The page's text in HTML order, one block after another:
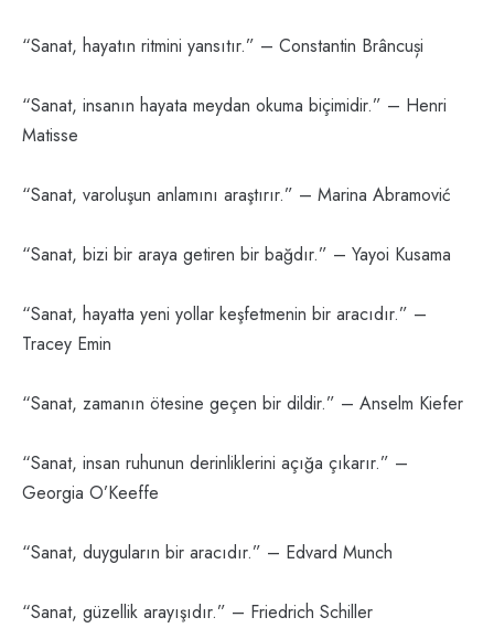
“Sanat, hayatın ritmini yansıtır.” – Constantin Brâncuși
“Sanat, insanın hayata meydan okuma biçimidir.” – Henri
Matisse
“Sanat, varoluşun anlamını araştırır.” – Marina Abramović
“Sanat, bizi bir araya getiren bir bağdır.” – Yayoi Kusama
“Sanat, hayatta yeni yollar keşfetmenin bir aracıdır.” –
Tracey Emin
“Sanat, zamanın ötesine geçen bir dildir.” – Anselm Kiefer
“Sanat, insan ruhunun derinliklerini açığa çıkarır.” –
Georgia O’Keeffe
“Sanat, duyguların bir aracıdır.” – Edvard Munch
“Sanat, güzellik arayışıdır.” – Friedrich Schiller